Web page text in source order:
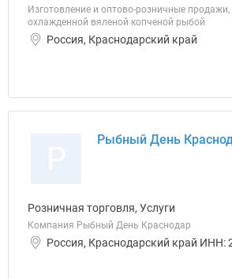
Изготовление и оптово-розничные
охлажденной вяленой копченой рыбой
Россия, Краснодарский край
Рыбный День
Розничная торговля, Услуги
Компания Рыбный День Краснодар
Россия, Краснодарский край ИНН: